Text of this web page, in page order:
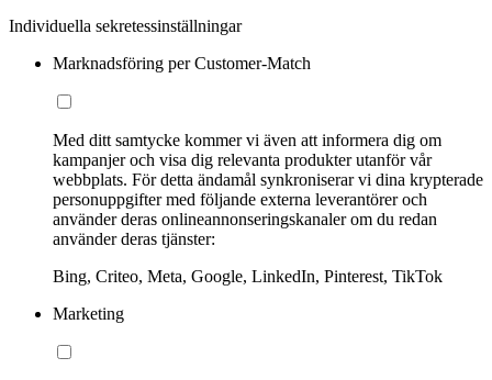
Individuella sekretessinställningar
Marknadsföring per Customer-Match
Med ditt samtycke kommer vi även att informera dig om
kampanjer och visa dig relevanta produkter utanför vår
webbplats. För detta ändamål synkroniserar vi dina krypterade
personuppgifter med följande externa leverantörer och
använder deras onlineannonseringskanaler om du redan
använder deras tjänster:
Bing, Criteo, Meta, Google, LinkedIn, Pinterest, TikTok
Marketing